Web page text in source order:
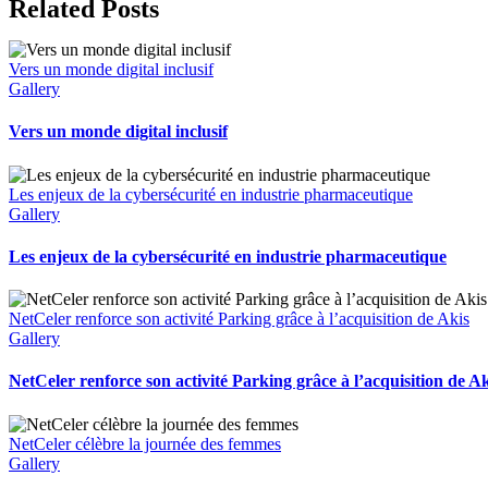
Related Posts
Vers un monde digital inclusif
Gallery
Vers un monde digital inclusif
Les enjeux de la cybersécurité en industrie pharmaceutique
Gallery
Les enjeux de la cybersécurité en industrie pharmaceutique
NetCeler renforce son activité Parking grâce à l’acquisition de Akis
Gallery
NetCeler renforce son activité Parking grâce à l’acquisition de
NetCeler célèbre la journée des femmes
Gallery